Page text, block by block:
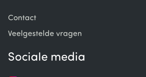
Contact
Veelgestelde vragen
Sociale media